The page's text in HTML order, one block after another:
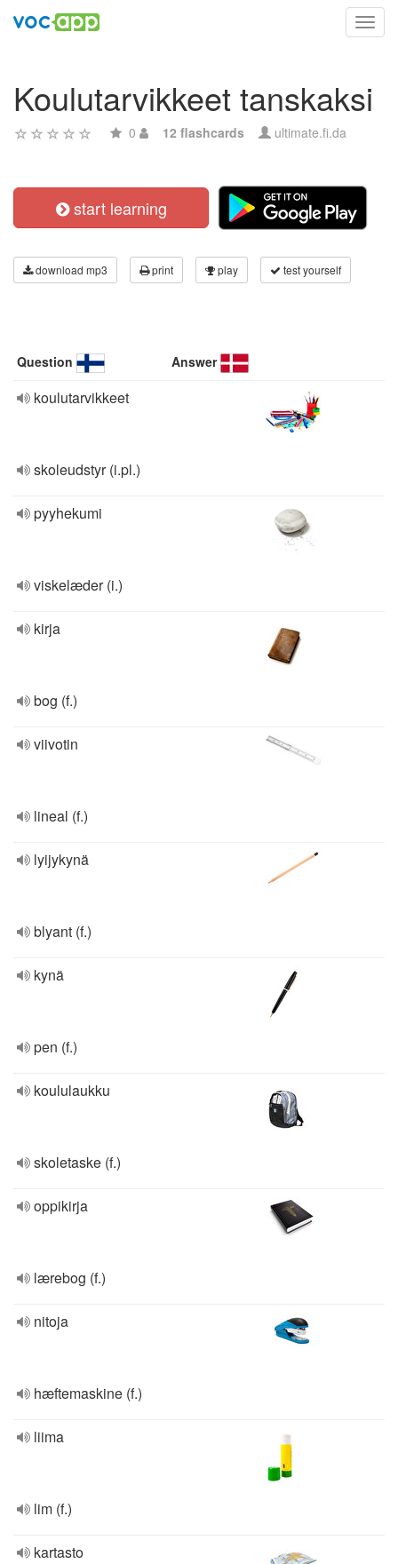
Koulutarvikkeet tanskaksi
0 12 flashcards ultimate.fi.da
start learning
download mp3 print play test yourself
Question Answer
koulutarvikkeet
skoleudstyr (i.pl.)
pyyhekumi
viskelæder (i.)
kirja
bog (f.)
viivotin
lineal (f.)
lyijykynä
blyant (f.)
kynä
pen (f.)
koululaukku
skoletaske (f.)
oppikirja
lærebog (f.)
nitoja
hæftemaskine (f.)
liima
lim (f.)
kartasto